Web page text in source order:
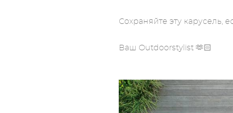
Сохраняйте эту карусель,
Ваш Outdoorstylist 🫶🏻